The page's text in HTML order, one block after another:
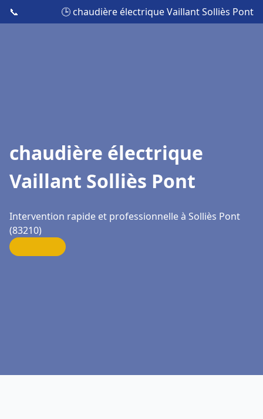
📞 🕒 chaudière électrique Vaillant Solliès Pont
chaudière électrique
Vaillant Solliès Pont
Intervention rapide et professionnelle à Solliès Pont
(83210)